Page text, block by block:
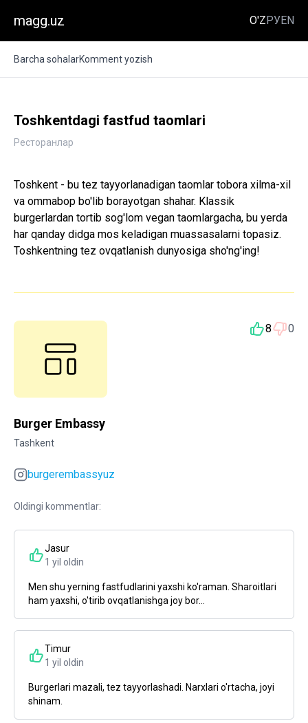
magg.uz O'ZРУEN
Barcha sohalarKomment yozish
Toshkentdagi fastfud taomlari
Ресторанлар
Toshkent - bu tez tayyorlanadigan taomlar tobora xilma-xil
va ommabop bo'lib borayotgan shahar. Klassik
burgerlardan tortib sog'lom vegan taomlargacha, bu yerda
har qanday didga mos keladigan muassasalarni topasiz.
Toshkentning tez ovqatlanish dunyosiga sho'ng'ing!
8 0
Burger Embassy
Tashkent
burgerembassyuz
Oldingi kommentlar:
Jasur
1 yil oldin
Men shu yerning fastfudlarini yaxshi ko'raman. Sharoitlari
ham yaxshi, o'tirib ovqatlanishga joy bor...
Timur
1 yil oldin
Burgerlari mazali, tez tayyorlashadi. Narxlari o'rtacha, joyi
shinam.